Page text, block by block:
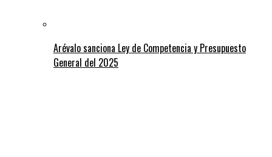
Arévalo sanciona Ley de Competencia y Presupuesto
General del 2025